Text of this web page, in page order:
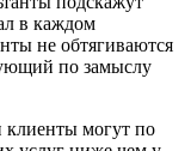
в каждом
не обтягиваются
по замыслу
могут по